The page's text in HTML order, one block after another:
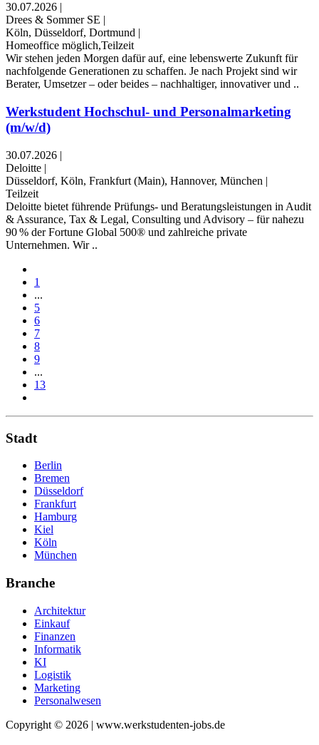
30.07.2026 |
Drees & Sommer SE |
Köln, Düsseldorf, Dortmund |
Homeoffice möglich,Teilzeit
Wir stehen jeden Morgen dafür auf, eine lebenswerte Zukunft für
nachfolgende Generationen zu schaffen. Je nach Projekt sind wir
Berater, Umsetzer – oder beides – nachhaltiger, innovativer und ..
Werkstudent Hochschul- und Personalmarketing
(m/w/d)
30.07.2026 |
Deloitte |
Düsseldorf, Köln, Frankfurt (Main), Hannover, München |
Teilzeit
Deloitte bietet führende Prüfungs- und Beratungsleistungen in Audit
& Assurance, Tax & Legal, Consulting und Advisory – für nahezu
90 % der Fortune Global 500® und zahlreiche private
Unternehmen. Wir ..
1
...
5
6
7
8
9
...
13
Stadt
Berlin
Bremen
Düsseldorf
Frankfurt
Hamburg
Kiel
Köln
München
Branche
Architektur
Einkauf
Finanzen
Informatik
KI
Logistik
Marketing
Personalwesen
Copyright © 2026 | www.werkstudenten-jobs.de